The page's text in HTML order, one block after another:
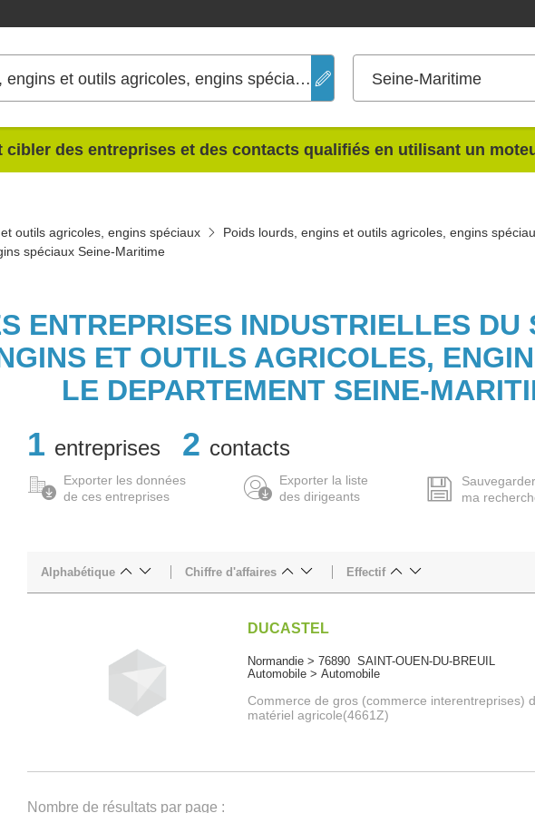
Poids lourds, engins et outils agricoles, engins spéciaux Seine-Maritime
cibler des entreprises et des contacts qualifiés en utilisant un
outils agricoles, engins spéciaux
Poids lourds, engins et outils agricoles, engins
spéciaux Seine-Maritime
ENTREPRISES INDUSTRIELLES DU
ET OUTILS AGRICOLES,
LE DEPARTEMENT SEINE-
1 entreprises 2 contacts
Exporter les données
de ces entreprises
Exporter la liste
des dirigeants
Sauvegarder
ma
Alphabétique Chiffre d'affaires Effectif
DUCASTEL
Normandie > 76890 SAINT-OUEN-DU-BREUIL
Automobile > Automobile
Commerce de gros (commerce interentreprises)
matériel agricole(4661Z)
Nombre de résultats par page :